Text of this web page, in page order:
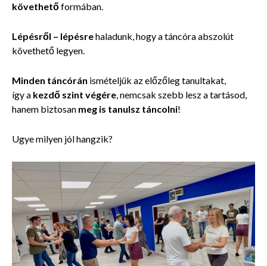
követhetőformában.
Lépésről – lépésrehaladunk, hogy a táncóra abszolút
követhető legyen.
Minden táncórán ismételjük az előzőleg tanultakat,
így a kezdő szint végére, nemcsak szebb lesz a tartásod,
hanem biztosan meg is tanulsz táncolni!
Ugye milyen jól hangzik?